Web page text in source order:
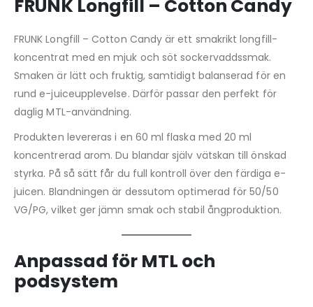
FRUNK Longfill – Cotton Candy
FRUNK Longfill – Cotton Candy är ett smakrikt longfill-
koncentrat med en mjuk och söt sockervaddssmak.
Smaken är lätt och fruktig, samtidigt balanserad för en
rund e-juiceupplevelse. Därför passar den perfekt för
daglig MTL-användning.
Produkten levereras i en 60 ml flaska med 20 ml
koncentrerad arom. Du blandar själv vätskan till önskad
styrka. På så sätt får du full kontroll över den färdiga e-
juicen. Blandningen är dessutom optimerad för 50/50
VG/PG, vilket ger jämn smak och stabil ångproduktion.
Anpassad för MTL och
podsystem